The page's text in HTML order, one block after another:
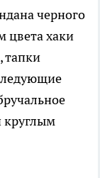
черного
цвета хаки
тапки
круглым